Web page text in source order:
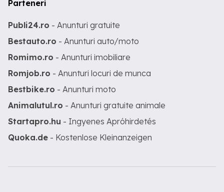
Parteneri
Publi24.ro - Anunturi gratuite
Bestauto.ro - Anunturi auto/moto
Romimo.ro - Anunturi imobiliare
Romjob.ro - Anunturi locuri de munca
Bestbike.ro - Anunturi moto
Animalutul.ro - Anunturi gratuite animale
Startapro.hu - Ingyenes Apróhirdetés
Quoka.de - Kostenlose Kleinanzeigen